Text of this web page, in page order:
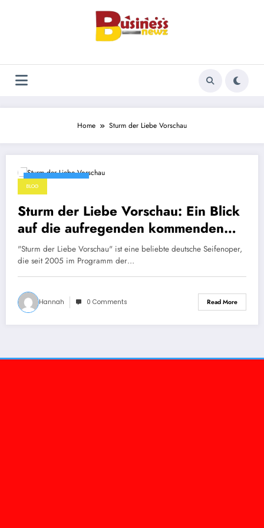
Home Sturm der Liebe Vorschau
BLOG
Sturm der Liebe Vorschau: Ein Blick
auf die aufregenden kommenden
Episoden
"Sturm der Liebe Vorschau" ist eine beliebte deutsche Seifenoper,
die seit 2005 im Programm der…
Hannah 0 Comments Read More